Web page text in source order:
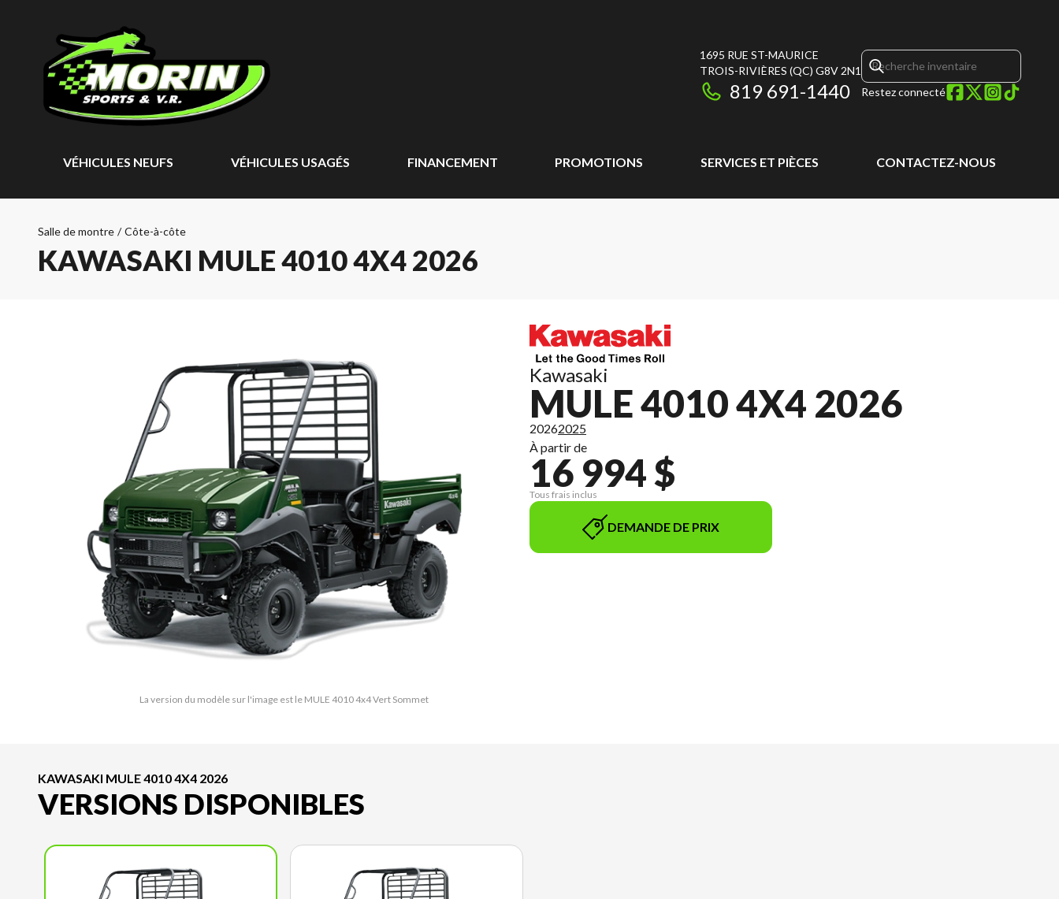
1695 RUE ST-MAURICE
TROIS-RIVIÈRES (QC) G8V 2N1
819 691-1440 Restez connecté
VÉHICULES NEUFS VÉHICULES USAGÉS FINANCEMENT PROMOTIONS SERVICES ET PIÈCES CONTACTEZ-NOUS
Salle de montre / Côte-à-côte
KAWASAKI MULE 4010 4X4 2026
La version du modèle sur l'image est le MULE 4010 4x4 Vert Sommet
Kawasaki
MULE 4010 4X4 2026
20262025
À partir de
16 994 $
Tous frais inclus
DEMANDE DE PRIX
KAWASAKI MULE 4010 4X4 2026
VERSIONS DISPONIBLES